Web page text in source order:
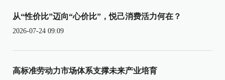
从“性价比”迈向“心价比”，悦己消费活力何在？
2026-07-24 09:09
高标准劳动力市场体系支撑未来产业培育